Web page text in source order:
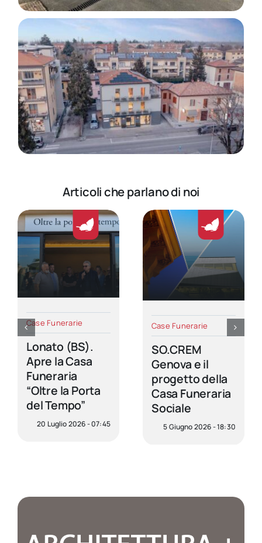
Articoli che parlano di noi
Case Funerarie
Lonato (BS).
Apre la Casa
Funeraria
“Oltre la Porta
del Tempo”
20 Luglio 2026 - 07:45
Case Funerarie
SO.CREM
Genova e il
progetto della
Casa Funeraria
Sociale
5 Giugno 2026 - 18:30